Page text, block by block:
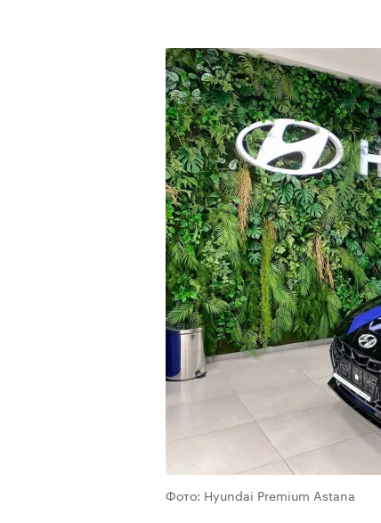
Фото: Hyundai Premium Astana